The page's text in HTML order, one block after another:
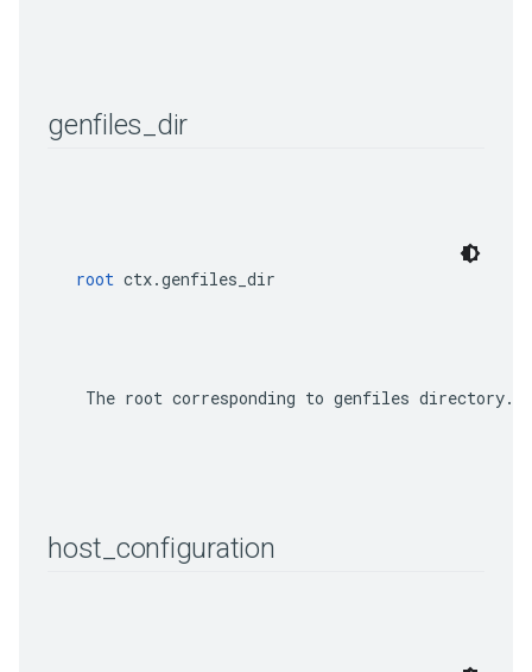
genfiles dir
root ctx.genfiles_dir
    The root corresponding to genfiles directory.
host configuration